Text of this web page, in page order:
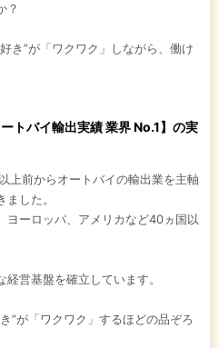
？
き”が「ワクワク」しながら、働け
トバイ輸出実績 業界 No.1】の実
上前からオートバイの輸出業を主軸
した。
ヨーロッパ、アメリカなど40ヵ国以
営基盤を確立しています。
”が「ワクワク」するほどの品ぞろ